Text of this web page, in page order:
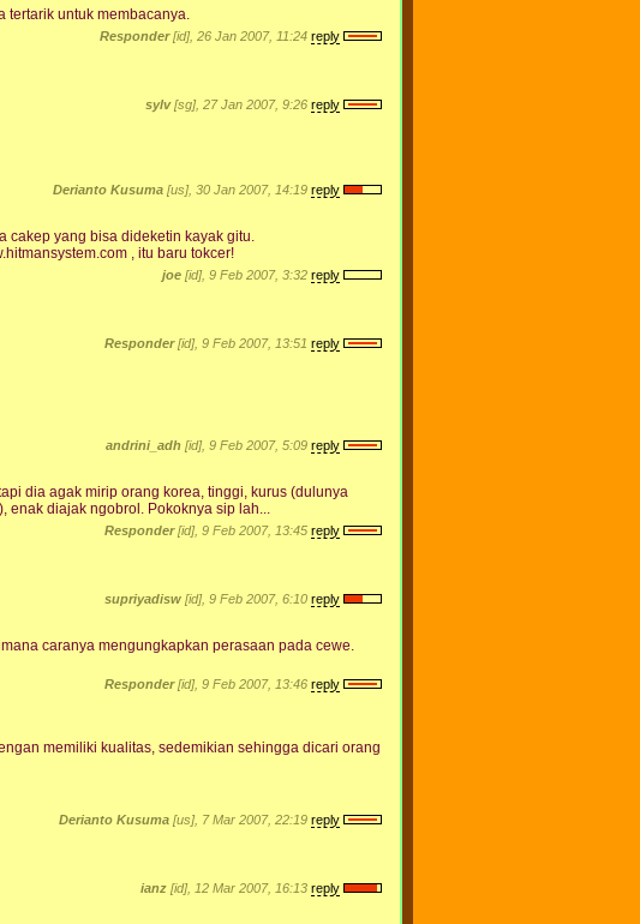
tertarik untuk membacanya.
Responder[id], 26 Jan 2007, 11:24 reply
sylv[sg], 27 Jan 2007, 9:26 reply
Derianto Kusuma [us], 30 Jan 2007, 14:19 reply
cakep yang bisa dideketin kayak gitu.
, itu baru tokcer!
joe [id], 9 Feb 2007, 3:32 reply
Responder[id], 9 Feb 2007, 13:51 reply
andrini_adh [id], 9 Feb 2007, 5:09 reply
dia agak mirip orang korea, tinggi, kurus (dulunya
enak diajak ngobrol. Pokoknya sip lah...
Responder[id], 9 Feb 2007, 13:45 reply
supriyadisw [id], 9 Feb 2007, 6:10 reply
caranya mengungkapkan perasaan pada cewe.
Responder[id], 9 Feb 2007, 13:46 reply
memiliki kualitas, sedemikian sehingga dicari orang
Derianto Kusuma [us], 7 Mar 2007, 22:19 reply
ianz [id], 12 Mar 2007, 16:13 reply